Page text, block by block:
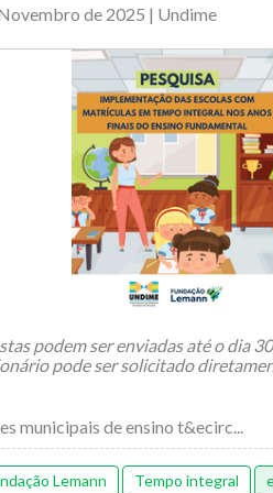
de 2025 | Undime
podem ser enviadas até o dia
pode ser solicitado
municipais de ensino t&ecirc...
Lemann Tempo integral